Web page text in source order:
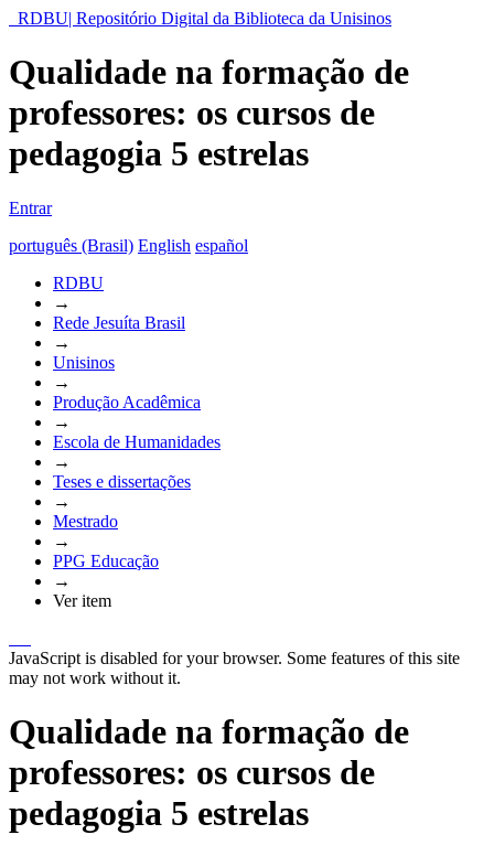
RDBU| Repositório Digital da Biblioteca da Unisinos
Qualidade na formação de
professores: os cursos de
pedagogia 5 estrelas
Entrar
português (Brasil) English español
RDBU
→
Rede Jesuíta Brasil
→
Unisinos
→
Produção Acadêmica
→
Escola de Humanidades
→
Teses e dissertações
→
Mestrado
→
PPG Educação
→
Ver item
JavaScript is disabled for your browser. Some features of this site
may not work without it.
Qualidade na formação de
professores: os cursos de
pedagogia 5 estrelas